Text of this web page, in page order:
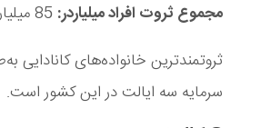
مجموع ثروت افراد میلیاردر:
سرمایه سه ایالت در این کشور است.